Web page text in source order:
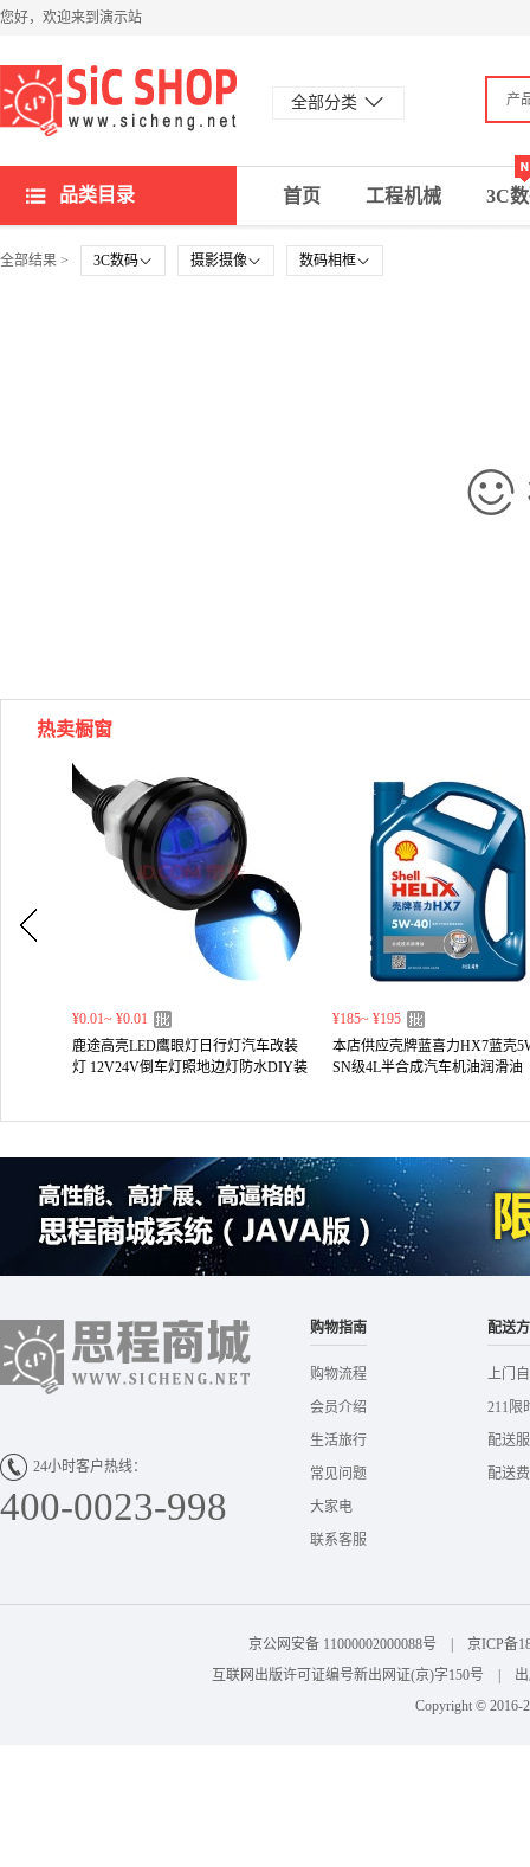
您好，欢迎来到演示站
全部分类 产
品类目录 首页 工程机械 3C
全部结果 > 3C数码 摄影摄像 数码相框
热卖橱窗
¥0.01~ ¥0.01
鹿途高亮LED鹰眼灯日行灯汽车改装
灯 12V24V倒车灯照地边灯防水DIY装
¥185~ ¥195
本店供应壳牌蓝喜力HX7蓝壳
SN级4L半合成汽车机油润滑油
24小时客户热线：
400-0023-998
购物指南
购物流程
会员介绍
生活旅行
常见问题
大家电
联系客服
配送
上门
211限
配送
配送
京公网安备 11000002000088号 | 京ICP备
互联网出版许可证编号新出网证(京)字150号 |
Copyright © 2016-